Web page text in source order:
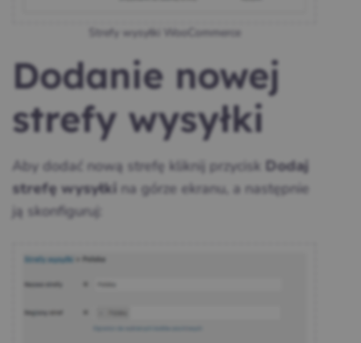
Strefy wysyłki WooCommerce
Dodanie nowej
strefy wysyłki
Aby dodać nową strefę kliknij przycisk
Dodaj
strefę wysyłki
na górze ekranu, a następnie
ją skonfiguruj: